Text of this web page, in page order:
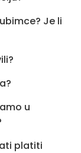
Je li
u
platiti